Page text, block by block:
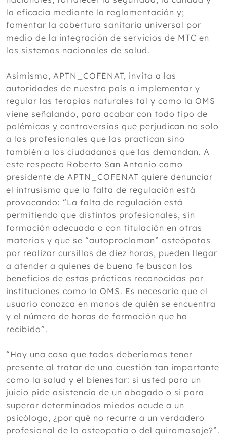
la eficacia mediante la reglamentación y;
fomentar la cobertura sanitaria universal por
medio de la integración de servicios de MTC en
los sistemas nacionales de salud.
Asimismo, APTN_COFENAT, invita a las
autoridades de nuestro país a implementar y
regular las terapias naturales tal y como la OMS
viene señalando, para acabar con todo tipo de
polémicas y controversias que perjudican no solo
a los profesionales que las practican sino
también a los ciudadanos que las demandan. A
este respecto Roberto San Antonio como
presidente de APTN_COFENAT quiere denunciar
el intrusismo que la falta de regulación está
provocando: “La falta de regulación está
permitiendo que distintos profesionales, sin
formación adecuada o con titulación en otras
materias y que se “autoproclaman” osteópatas
por realizar cursillos de diez horas, pueden llegar
a atender a quienes de buena fe buscan los
beneficios de estas prácticas reconocidas por
instituciones como la OMS. Es necesario que el
usuario conozca en manos de quién se encuentra
y el número de horas de formación que ha
recibido”.
“Hay una cosa que todos deberíamos tener
presente al tratar de una cuestión tan importante
como la salud y el bienestar: si usted para un
juicio pide asistencia de un abogado o si para
superar determinados miedos acude a un
psicólogo, ¿por qué no recurre a un verdadero
profesional de la osteopatía o del quiromasaje?”.